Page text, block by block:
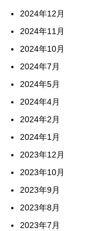
2024年12月
2024年11月
2024年10月
2024年7月
2024年5月
2024年4月
2024年2月
2024年1月
2023年12月
2023年10月
2023年9月
2023年8月
2023年7月